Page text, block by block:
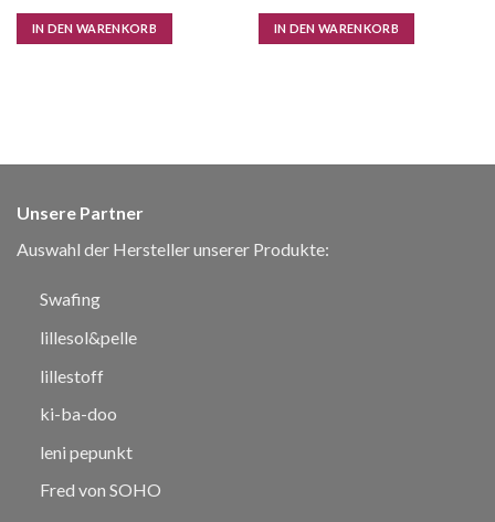
IN DEN WARENKORB IN DEN WARENKORB
Unsere Partner
Auswahl der Hersteller unserer Produkte:
Swafing
lillesol&pelle
lillestoff
ki-ba-doo
leni pepunkt
Fred von SOHO